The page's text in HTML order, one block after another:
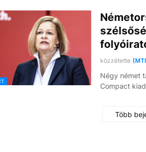
közzétette
Négy német
Compact
Több